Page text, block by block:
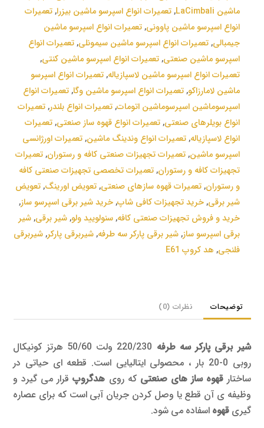
ماشین LaCimbali
, تعمیرات انواع اسپرسو ماشین بیزرا, تعمیرات
انواع اسپرسو ماشین پاوونی, تعمیرات انواع اسپرسو ماشین
جیمبالی, تعمیرات انواع اسپرسو ماشین سیمونلی, تعمیرات انواع
اسپرسو ماشین صنعتی, تعمیرات انواع اسپرسو ماشین کنتی,
تعمیرات انواع اسپرسو ماشین لاسپازیاله, تعمیرات انواع اسپرسو
ماشین لامارزاکو, تعمیرات انواع اسپرسو ماشین وگا, تعمیرات انواع
اسپرسوماشین اسپرسوماشین اتومات, تعمیرات انواع بلندر, تعمیرات
انواع بویلرهای صنعتی, تعمیرات انواع قهوه ساز صنعتی, تعمیرات
انواع لاسپازیاله, تعمیرات انواع وندینگ ماشین, تعمیرات اورژانسی
اسپرسو ماشین, تعمیرات تجهیزات صنعتی کافه و رستوران, تعمیرات
تجهیزات کافه و رستوران, تعمیرات تخصصی تجهیزات صنعتی کافه
و رستوران, تعمیرات قهوه سازهای صنعتی, تعویض اورینگ, تعویض
شیر برقی, خرید تجهیزات کافی شاپ, خرید شیر برقی اسپرسو ساز,
خرید و فروش تجهیزات صنعتی کافه, سنولویید ولو, شیر برقی, شیر
برقی اسپرسو ساز, شیر برقی پارکر سه طرفه, شیربرقی پارکر, شیربرقی
فلنجی, هد کروپ E61
توضیحات نظرات (0)
شیر برقی پارکر سه طرفه
220/230 ولت 50/60 هرتز کونیکال
روبی 0-20 بار ، محصولی ایتالیایی است. قطعه ای حیاتی در
ساختارقهوه ساز های صنعتی که روی هدگروپقرار می گیرد و
وظیفه ی آن قطع یا وصل کردن جریان آبی است که برای عصاره
گیریقهوه اسفاده می شود.